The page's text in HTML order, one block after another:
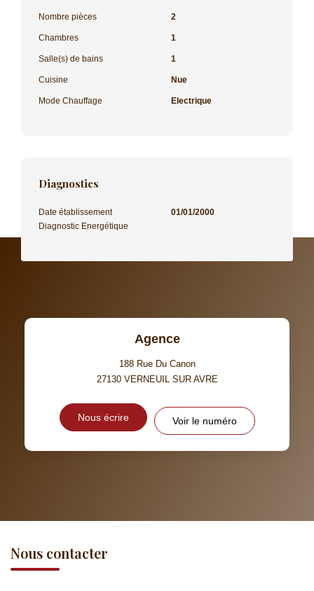
Nombre pièces 2
Chambres 1
Salle(s) de bains 1
Cuisine Nue
Mode Chauffage Electrique
Diagnostics
Date établissement
Diagnostic Energétique
01/01/2000
Agence
188 Rue Du Canon
27130 VERNEUIL SUR AVRE
Nous écrire Voir le numéro
Nous contacter